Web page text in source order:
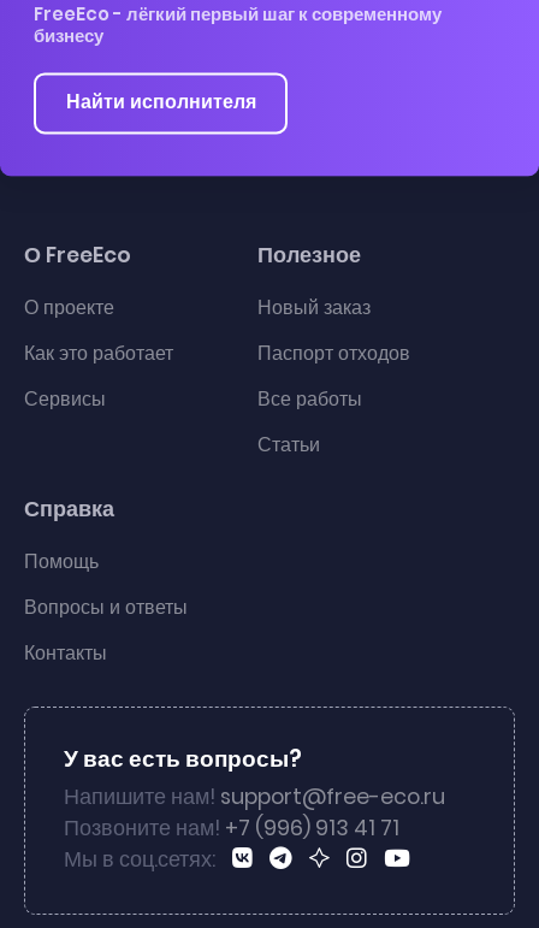
FreeEco - лёгкий первый шаг к современному
бизнесу
Найти исполнителя
О FreeEco
О проекте
Как это работает
Сервисы
Полезное
Новый заказ
Паспорт отходов
Все работы
Статьи
Справка
Помощь
Вопросы и ответы
Контакты
У вас есть вопросы?
Напишите нам! support@free-eco.ru
Позвоните нам! +7 (996) 913 41 71
Мы в соц.сетях: